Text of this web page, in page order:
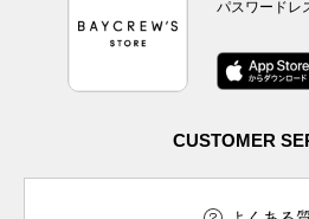
パスワードレ
CUSTOMER